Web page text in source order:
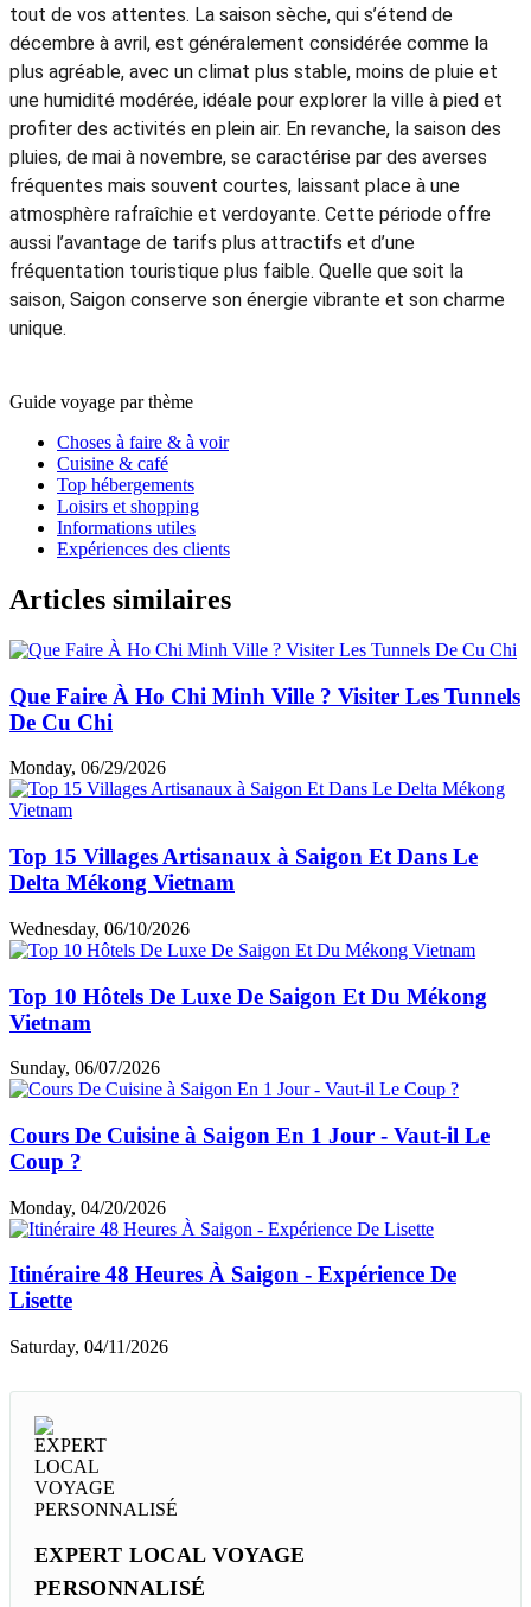
tout de vos attentes. La saison sèche, qui s’étend de
décembre à avril, est généralement considérée comme la
plus agréable, avec un climat plus stable, moins de pluie et
une humidité modérée, idéale pour explorer la ville à pied et
profiter des activités en plein air. En revanche, la saison des
pluies, de mai à novembre, se caractérise par des averses
fréquentes mais souvent courtes, laissant place à une
atmosphère rafraîchie et verdoyante. Cette période offre
aussi l’avantage de tarifs plus attractifs et d’une
fréquentation touristique plus faible. Quelle que soit la
saison, Saigon conserve son énergie vibrante et son charme
unique.
Guide voyage par thème
Choses à faire & à voir
Cuisine & café
Top hébergements
Loisirs et shopping
Informations utiles
Expériences des clients
Articles similaires
Que Faire À Ho Chi Minh Ville ? Visiter Les Tunnels
De Cu Chi
Monday, 06/29/2026
Top 15 Villages Artisanaux à Saigon Et Dans Le
Delta Mékong Vietnam
Wednesday, 06/10/2026
Top 10 Hôtels De Luxe De Saigon Et Du Mékong
Vietnam
Sunday, 06/07/2026
Cours De Cuisine à Saigon En 1 Jour - Vaut-il Le
Coup ?
Monday, 04/20/2026
Itinéraire 48 Heures À Saigon - Expérience De
Lisette
Saturday, 04/11/2026
EXPERT LOCAL VOYAGE
PERSONNALISÉ